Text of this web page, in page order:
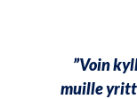
”Voin
muille